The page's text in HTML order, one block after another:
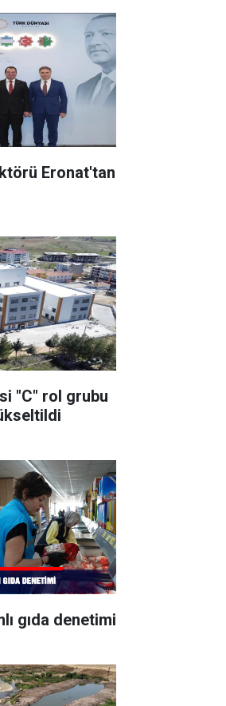
Eronat'tan
"C" rol grubu
gıda denetimi